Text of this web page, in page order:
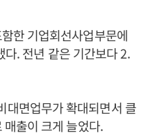
한 기업회선사업부문에
. 전년 같은 기간보다 2.
대면업무가 확대되면서 클
출이 크게 늘었다.